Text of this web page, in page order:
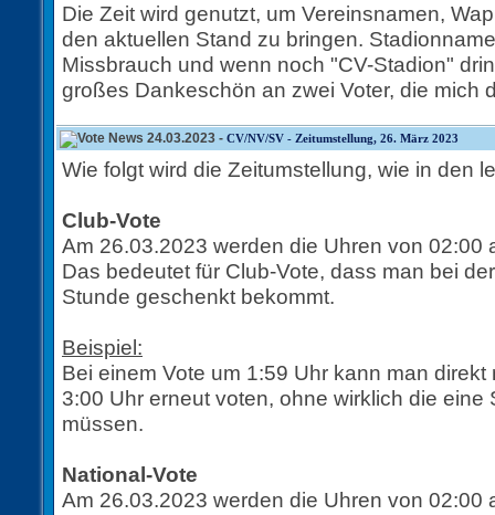
Die Zeit wird genutzt, um Vereinsnamen,
den aktuellen Stand zu bringen.
Missbrauch und wenn noch "CV-Stadion"
großes Dankeschön an zwei Voter, die mich
24.03.2023 - CV/NV/SV - Zeitumstellung, 26. März 2023
Wie folgt wird die Zeitumstellung, wie in den
Club-Vote
Am 26.03.2023 werden die Uhren von 02:00
Das bedeutet für Club-Vote, dass man bei
Stunde geschenkt bekommt.
Beispiel:
Bei einem Vote um 1:59 Uhr kann man
3:00 Uhr erneut voten, ohne wirklich die eine
müssen.
National-Vote
Am 26.03.2023 werden die Uhren von 02:00